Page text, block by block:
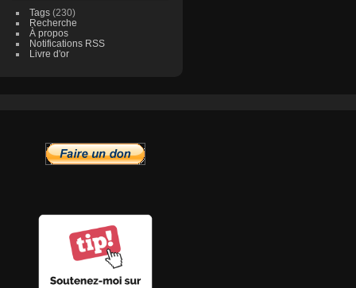
Tags(230)
Recherche
À propos
Notifications RSS
Livre d'or